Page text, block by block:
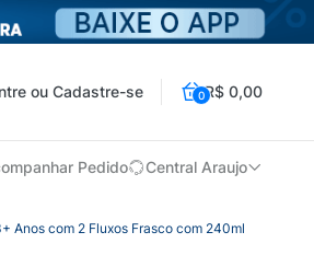
ou Cadastre-se 0R$ 0,00
Pedido Central Araujo
Anos com 2 Fluxos Frasco com 240ml